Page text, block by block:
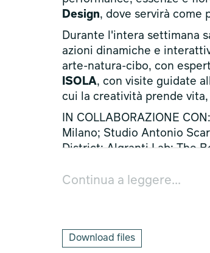
Design, dove servirà come
Durante l'intera settimana
azioni dinamiche e
arte-natura-cibo, con
ISOLA, con visite guidate
cui la creatività prende
IN COLLABORAZIONE
Milano; Studio Antonio
District; Algranti Lab; The
Continua a leggere...
Download files